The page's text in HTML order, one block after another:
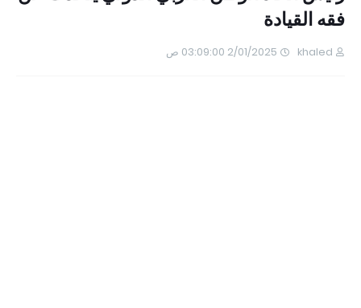
فقه القيادة
khaled 2/01/2025 03:09:00 ص